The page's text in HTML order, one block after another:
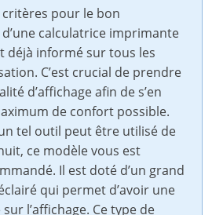
critères pour le bon
calculatrice imprimante
déjà informé sur tous les
C’est crucial de prendre
d’affichage afin de s’en
de confort possible.
tel outil peut être utilisé de
ce modèle vous est
Il est doté d’un grand
qui permet d’avoir une
l’affichage. Ce type de